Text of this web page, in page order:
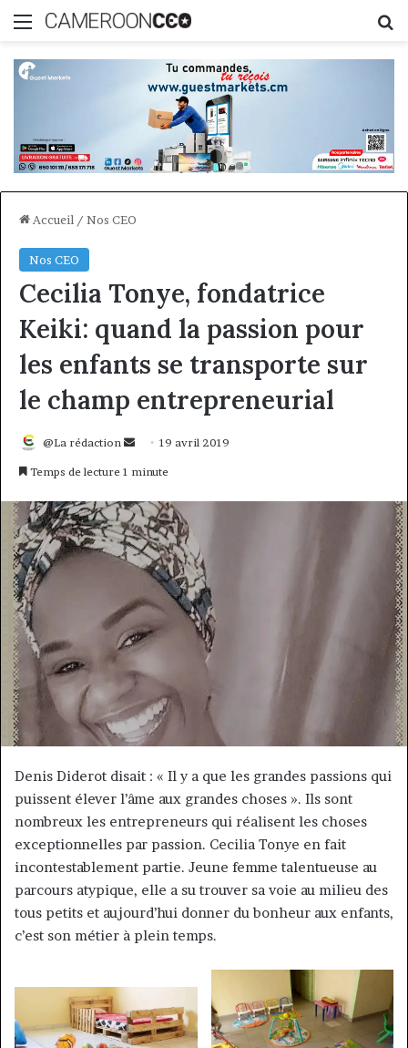
Menu
Accueil / Nos CEO
Nos CEO
Cecilia Tonye, fondatrice
Keiki: quand la passion pour
les enfants se transporte sur
le champ entrepreneurial
@La rédaction
Envoyer19 avril 2019
Temps de lecture 1 minute
Denis Diderot disait : « Il y a que les grandes passions qui
puissent élever l’âme aux grandes choses ». Ils sont
nombreux les entrepreneurs qui réalisent les choses
exceptionnelles par passion. Cecilia Tonye en fait
incontestablement partie. Jeune femme talentueuse au
parcours atypique, elle a su trouver sa voie au milieu des
tous petits et aujourd’hui donner du bonheur aux enfants,
c’est son métier à plein temps.